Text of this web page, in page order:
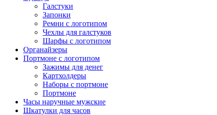
Галстуки
Запонки
Ремни с логотипом
Чехлы для галстуков
Шарфы с логотипом
Органайзеры
Портмоне с логотипом
Зажимы для денег
Картхолдеры
Наборы с портмоне
Портмоне
Часы наручные мужские
Шкатулки для часов